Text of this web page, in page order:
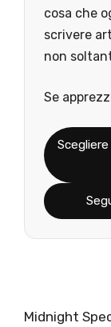
cosa che
scrivere
non
Se
Midnight